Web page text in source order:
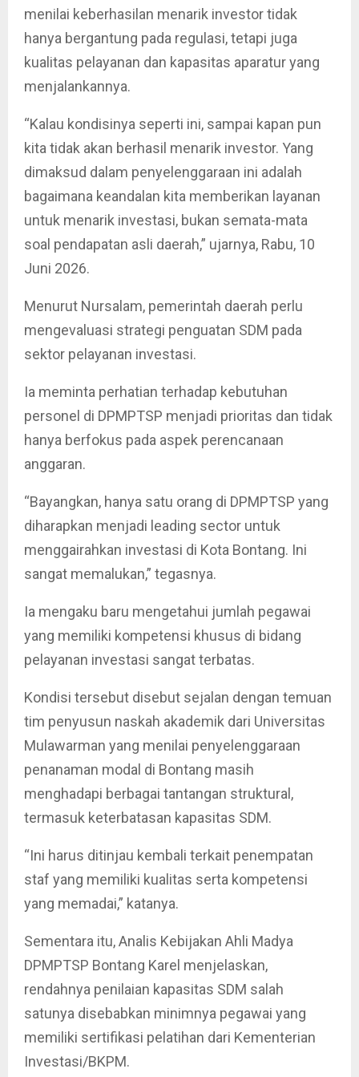
menilai keberhasilan menarik investor tidak
hanya bergantung pada regulasi, tetapi juga
kualitas pelayanan dan kapasitas aparatur yang
menjalankannya.
“Kalau kondisinya seperti ini, sampai kapan pun
kita tidak akan berhasil menarik investor. Yang
dimaksud dalam penyelenggaraan ini adalah
bagaimana keandalan kita memberikan layanan
untuk menarik investasi, bukan semata-mata
soal pendapatan asli daerah,” ujarnya, Rabu, 10
Juni 2026.
Menurut Nursalam, pemerintah daerah perlu
mengevaluasi strategi penguatan SDM pada
sektor pelayanan investasi.
Ia meminta perhatian terhadap kebutuhan
personel di DPMPTSP menjadi prioritas dan tidak
hanya berfokus pada aspek perencanaan
anggaran.
“Bayangkan, hanya satu orang di DPMPTSP yang
diharapkan menjadi leading sector untuk
menggairahkan investasi di Kota Bontang. Ini
sangat memalukan,” tegasnya.
Ia mengaku baru mengetahui jumlah pegawai
yang memiliki kompetensi khusus di bidang
pelayanan investasi sangat terbatas.
Kondisi tersebut disebut sejalan dengan temuan
tim penyusun naskah akademik dari Universitas
Mulawarman yang menilai penyelenggaraan
penanaman modal di Bontang masih
menghadapi berbagai tantangan struktural,
termasuk keterbatasan kapasitas SDM.
“Ini harus ditinjau kembali terkait penempatan
staf yang memiliki kualitas serta kompetensi
yang memadai,” katanya.
Sementara itu, Analis Kebijakan Ahli Madya
DPMPTSP Bontang Karel menjelaskan,
rendahnya penilaian kapasitas SDM salah
satunya disebabkan minimnya pegawai yang
memiliki sertifikasi pelatihan dari Kementerian
Investasi/BKPM.